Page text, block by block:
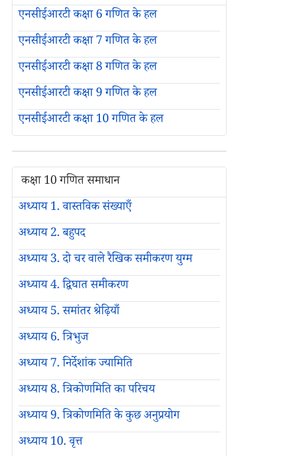
एनसीईआरटी कक्षा 6 गणित के हल
एनसीईआरटी कक्षा 7 गणित के हल
एनसीईआरटी कक्षा 8 गणित के हल
एनसीईआरटी कक्षा 9 गणित के हल
एनसीईआरटी कक्षा 10 गणित के हल
कक्षा 10 गणित समाधान
अध्याय 1. वास्तविक संख्याएँ
अध्याय 2. बहुपद
अध्याय 3. दो चर वाले रैखिक समीकरण युग्म
अध्याय 4. द्विघात समीकरण
अध्याय 5. समांतर श्रेढ़ियाँ
अध्याय 6. त्रिभुज
अध्याय 7. निर्देशांक ज्यामिति
अध्याय 8. त्रिकोणमिति का परिचय
अध्याय 9. त्रिकोणमिति के कुछ अनुप्रयोग
अध्याय 10. वृत्त